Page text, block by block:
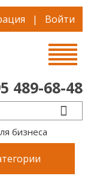
| Войти
489-68-48
бизнеса